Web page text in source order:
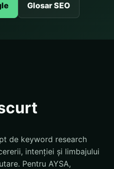
Glosar SEO
de keyword research
intenției și limbajului
Pentru AYSA,